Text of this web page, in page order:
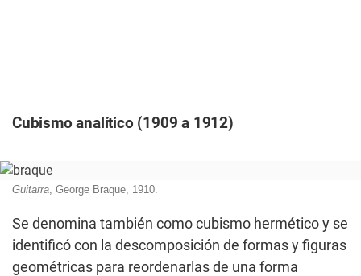
Cubismo analítico (1909 a 1912)
Guitarra, George Braque, 1910.
Se denomina también como cubismo hermético y se
identificó con la descomposición de formas y figuras
geométricas para reordenarlas de una forma